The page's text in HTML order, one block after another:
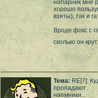
напарник мне
хорошо
взяты), так и
Вроде фокс с
сколько он
Тема: RE[7]:
пропадают
наемники...